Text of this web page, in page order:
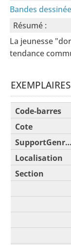
Bandes
Résumé :
La jeunesse
tendance
Liste des